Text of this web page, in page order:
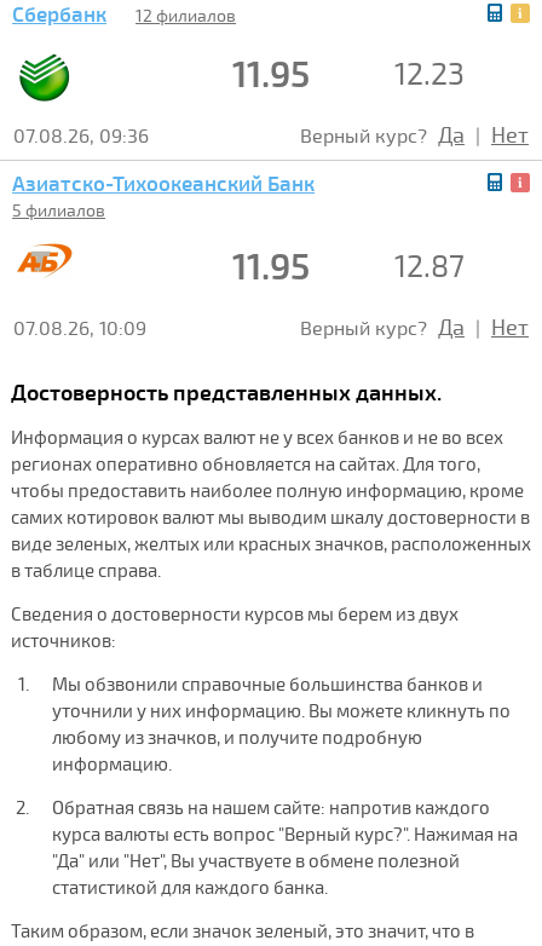
Сбербанк 12 филиалов
11.95 12.23
07.08.26, 09:36 Верный курс? Да | Нет
Азиатско-Тихоокеанский Банк
5 филиалов
11.95 12.87
07.08.26, 10:09 Верный курс? Да | Нет
Достоверность представленных данных.
Информация о курсах валют не у всех банков и не во всех
регионах оперативно обновляется на сайтах. Для того,
чтобы предоставить наиболее полную информацию, кроме
самих котировок валют мы выводим шкалу достоверности в
виде зеленых, желтых или красных значков, расположенных
в таблице справа.
Сведения о достоверности курсов мы берем из двух
источников:
Мы обзвонили справочные большинства банков и
уточнили у них информацию. Вы можете кликнуть по
любому из значков, и получите подробную
информацию.
Обратная связь на нашем сайте: напротив каждого
курса валюты есть вопрос "Верный курс?". Нажимая на
"Да" или "Нет", Вы участвуете в обмене полезной
статистикой для каждого банка.
Таким образом, если значок зеленый, это значит, что в